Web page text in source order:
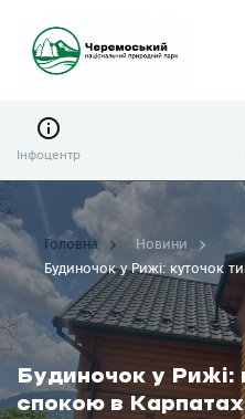
Інфоцентр
Будиночок у Рижі:
спокою в Карпатах
Головна
Новини
Будиночок у Рижі: куточок